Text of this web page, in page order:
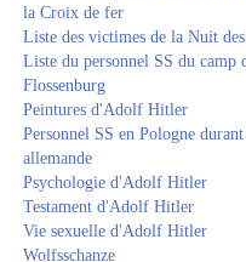
la Croix de fer
Liste des victimes de la Nuit
Liste du personnel SS du camp
Flossenburg
Peintures d'Adolf Hitler
Personnel SS en Pologne
allemande
Psychologie d'Adolf Hitler
Testament d'Adolf Hitler
Vie sexuelle d'Adolf Hitler
Wolfsschanze